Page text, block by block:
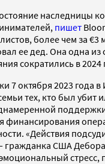
наследницы
пишет
более чем за
ее дед. Она одна
сократились в
7 октября 2023
тех, кто был убит
«Действия
гражданка США Дебора